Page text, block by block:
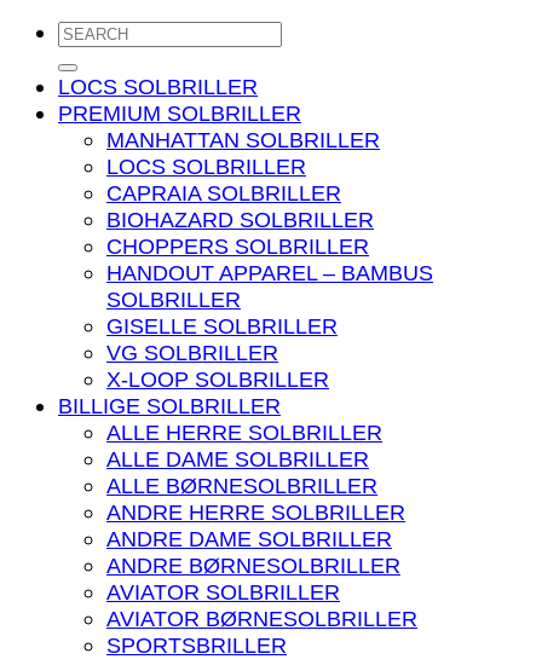
Søg
LOCS SOLBRILLER
PREMIUM SOLBRILLER
MANHATTAN SOLBRILLER
LOCS SOLBRILLER
CAPRAIA SOLBRILLER
BIOHAZARD SOLBRILLER
CHOPPERS SOLBRILLER
HANDOUT APPAREL – BAMBUS
SOLBRILLER
GISELLE SOLBRILLER
VG SOLBRILLER
X-LOOP SOLBRILLER
BILLIGE SOLBRILLER
ALLE HERRE SOLBRILLER
ALLE DAME SOLBRILLER
ALLE BØRNESOLBRILLER
ANDRE HERRE SOLBRILLER
ANDRE DAME SOLBRILLER
ANDRE BØRNESOLBRILLER
AVIATOR SOLBRILLER
AVIATOR BØRNESOLBRILLER
SPORTSBRILLER